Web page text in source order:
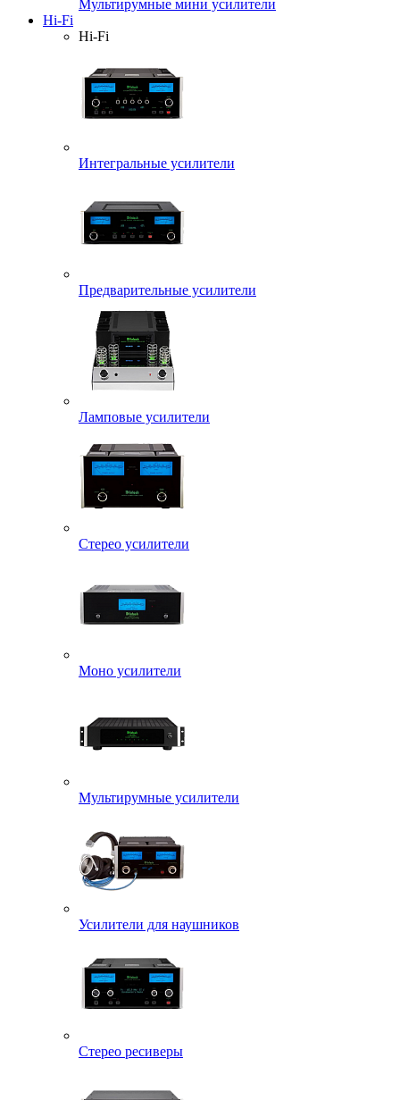
Мультирумные мини усилители
Hi-Fi
Hi-Fi
Интегральные усилители
Предварительные усилители
Ламповые усилители
Стерео усилители
Моно усилители
Мультирумные усилители
Усилители для наушников
Стерео ресиверы